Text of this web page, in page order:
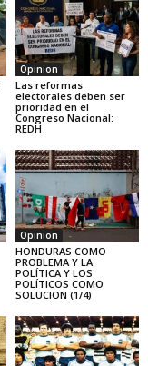
Opinion
Las reformas
electorales deben ser
prioridad en el
Congreso Nacional:
REDH
Opinion
HONDURAS COMO
PROBLEMA Y LA
POLÍTICA Y LOS
POLÍTICOS COMO
SOLUCION (1/4)